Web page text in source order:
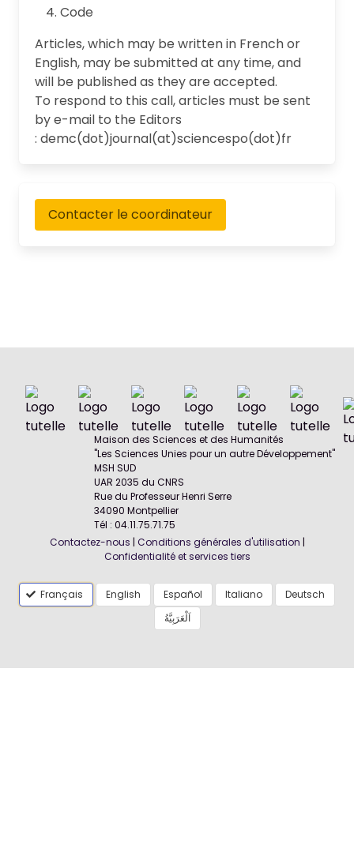
Code
Articles, which may be written in French or
English, may be submitted at any time, and
will be published as they are accepted.
To respond to this call, articles must be sent
by e-mail to the Editors
: demc(dot)journal(at)sciencespo(dot)fr
Contacter le coordinateur
Maison des Sciences et des Humanités
"Les Sciences Unies pour un autre Développement"
MSH SUD
UAR 2035 du CNRS
Rue du Professeur Henri Serre
34090 Montpellier
Tél : 04.11.75.71.75
Contactez-nous | Conditions générales d'utilisation |
Confidentialité et services tiers
Français English Español Italiano
Deutsch
اَلْعَرَبِيَّةُ